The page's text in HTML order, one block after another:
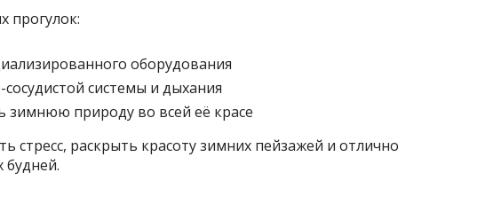
прогулок:
оборудования
системы и дыхания
зимнюю природу во всей её красе
стресс, раскрыть красоту зимних пейзажей и отлично
будней.